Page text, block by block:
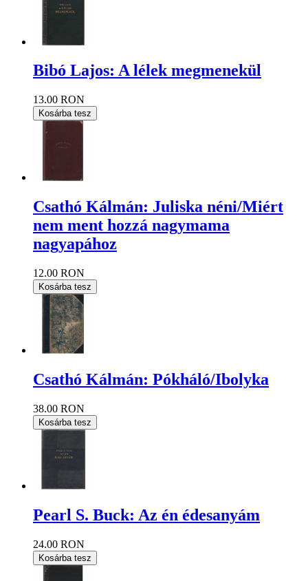
Bibó Lajos: A lélek megmenekül
13.00 RON
Kosárba tesz
Csathó Kálmán: Juliska néni/Miért
nem ment hozzá nagymama
nagyapához
12.00 RON
Kosárba tesz
Csathó Kálmán: Pókháló/Ibolyka
38.00 RON
Kosárba tesz
Pearl S. Buck: Az én édesanyám
24.00 RON
Kosárba tesz